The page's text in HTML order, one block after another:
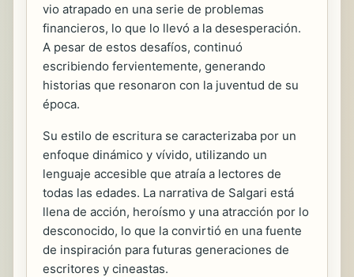
vio atrapado en una serie de problemas
financieros, lo que lo llevó a la desesperación.
A pesar de estos desafíos, continuó
escribiendo fervientemente, generando
historias que resonaron con la juventud de su
época.
Su estilo de escritura se caracterizaba por un
enfoque dinámico y vívido, utilizando un
lenguaje accesible que atraía a lectores de
todas las edades. La narrativa de Salgari está
llena de acción, heroísmo y una atracción por lo
desconocido, lo que la convirtió en una fuente
de inspiración para futuras generaciones de
escritores y cineastas.